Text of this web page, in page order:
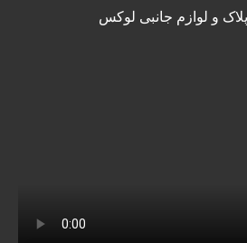
و لوازم جانبی لوکس